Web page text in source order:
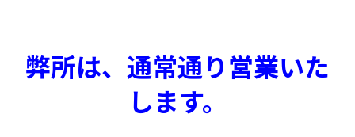
弊所は、 通常通り営業いた
します。